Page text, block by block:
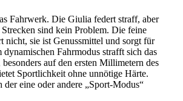
Fahrwerk. Die Giulia federt straff, aber
sind kein Problem. Die feine
nicht, sie ist Genussmittel und sorgt für
Fahrmodus strafft sich das
auf den ersten Millimetern des
Sportlichkeit ohne unnötige Härte.
eine oder andere „Sport-Modus“